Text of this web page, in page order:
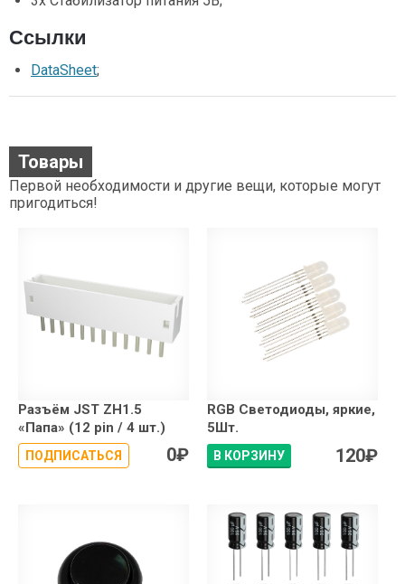
Ссылки
DataSheet;
Товары
Первой необходимости и другие вещи, которые могут
пригодиться!
Разъём JST ZH1.5
«Папа» (12 pin / 4 шт.)
ПОДПИСАТЬСЯ 0₽
RGB Светодиоды, яркие,
5Шт.
В КОРЗИНУ 120₽